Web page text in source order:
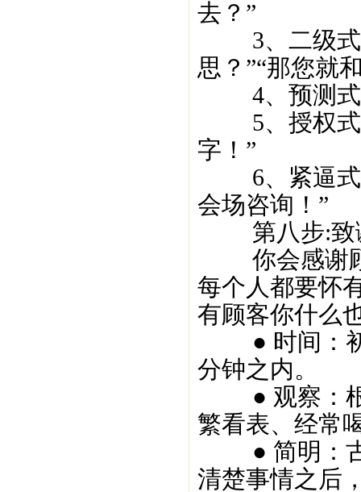
去？”
3、二级式
思？”“那您就
4、预测式
5、授权式
字！”
6、紧逼式
会场咨询！”
第八步:致
你会感谢顾
每个人都要怀
有顾客你什么
● 时间：初
分钟之内。
● 观察：根
繁看表、经常
● 简明：古
清楚事情之后